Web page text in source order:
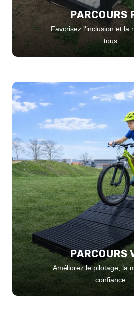
PARCOURS
Favorisez l'inclusion et la
tous.
PARCOURS
Améliorez le pilotage, la
confiance.